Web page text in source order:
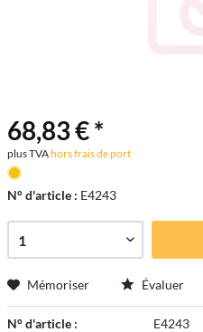
68,83 € *
plus TVAhors frais de port
N° d'article : E4243
Mémoriser Évaluer
N° d'article : E4243